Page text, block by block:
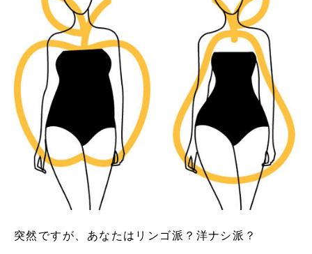
突然ですが、あなたはリンゴ派？洋ナシ派？